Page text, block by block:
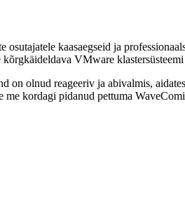
osutajatele kaasaegseid ja
VMware
on olnud reageeriv ja abivalmis,
kordagi pidanud pettuma